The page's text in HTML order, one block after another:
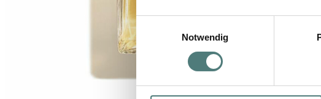
Einwilligungsauswahl
Notwendig